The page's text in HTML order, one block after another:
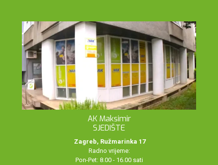
AK Maksimir
SJEDIŠTE
Zagreb, Ružmarinka 17
Radno vrijeme:
Pon-Pet: 8.00 - 16.00 sati